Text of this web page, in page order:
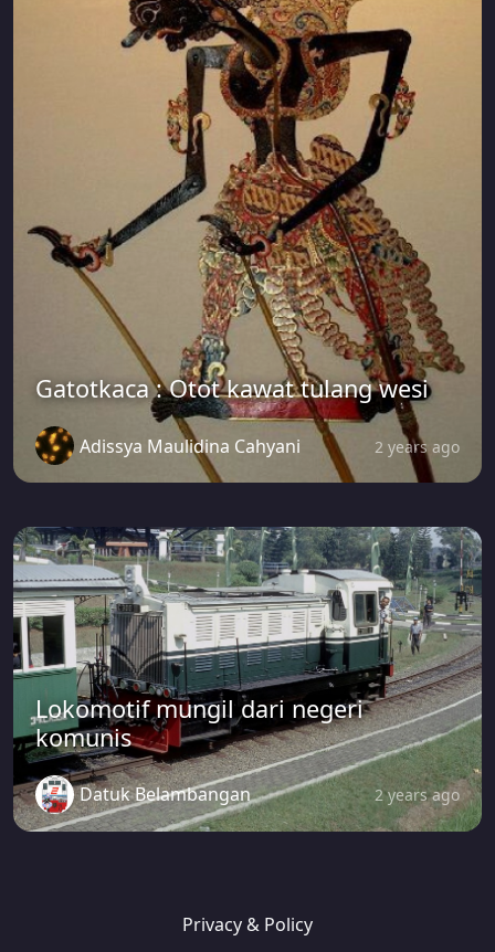
Gatotkaca : Otot kawat tulang wesi
Adissya Maulidina Cahyani 2 years ago
Lokomotif mungil dari negeri
komunis
Datuk Belambangan 2 years ago
Privacy & Policy